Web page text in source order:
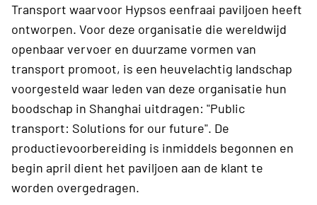
Transport waarvoor Hypsos eenfraai paviljoen heeft
ontworpen. Voor deze organisatie die wereldwijd
openbaar vervoer en duurzame vormen van
transport promoot, is een heuvelachtig landschap
voorgesteld waar leden van deze organisatie hun
boodschap in Shanghai uitdragen: "Public
transport: Solutions for our future". De
productievoorbereiding is inmiddels begonnen en
begin april dient het paviljoen aan de klant te
worden overgedragen.